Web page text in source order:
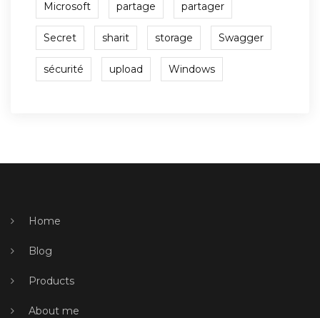
Microsoft partage partager
Secret sharit storage Swagger
sécurité upload Windows
Home
Blog
Products
About me